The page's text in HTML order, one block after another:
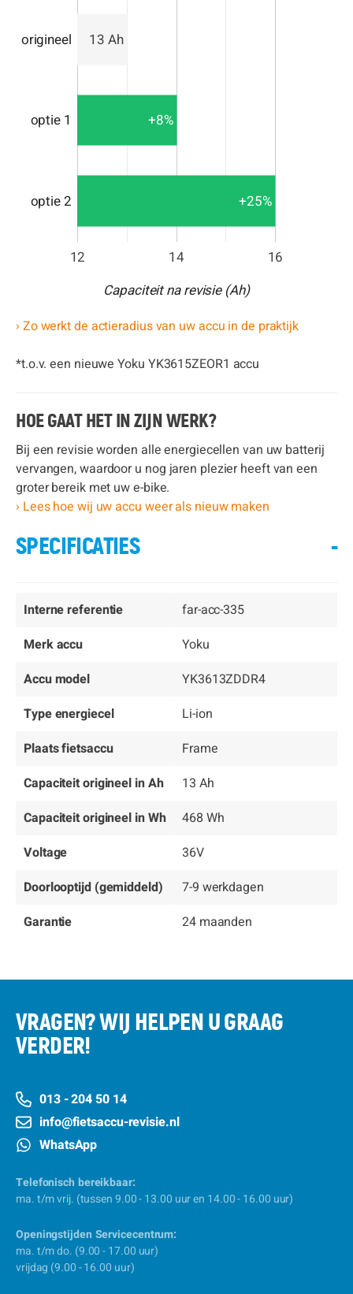
12 14 16
origineel
optie 1
optie 2
13 Ah
+8%
+25%
Capaciteit na revisie (Ah)
› Zo werkt de actieradius van uw accu in de praktijk
*t.o.v. een nieuwe Yoku YK3615ZEOR1 accu
HOE GAAT HET IN ZIJN WERK?
Bij een revisie worden alle energiecellen van uw batterij
vervangen, waardoor u nog jaren plezier heeft van een
groter bereik met uw e-bike.
› Lees hoe wij uw accu weer als nieuw maken
SPECIFICATIES -
Interne referentie
far-acc-335
Merk accu
Yoku
Accu model
YK3613ZDDR4
Type energiecel
Li-ion
Plaats fietsaccu
Frame
Capaciteit origineel in Ah
13 Ah
Capaciteit origineel in Wh
468 Wh
Voltage
36V
Doorlooptijd (gemiddeld)
7-9 werkdagen
Garantie
24 maanden
VRAGEN? WIJ HELPEN U GRAAG
VERDER!
013 - 204 50 14
info@fietsaccu-revisie.nl
WhatsApp
Telefonisch bereikbaar:
ma. t/m vrij. (tussen 9.00 - 13.00 uur en 14.00 - 16.00 uur)
Openingstijden Servicecentrum:
ma. t/m do. (9.00 - 17.00 uur)
vrijdag (9.00 - 16.00 uur)